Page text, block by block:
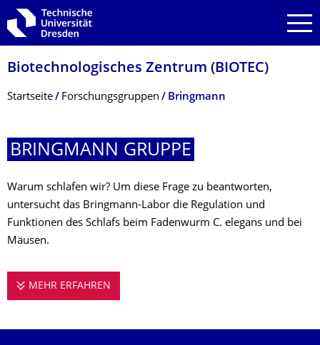
Zur Hauptnavigation springen
Zur Suche springen
Zum Inhalt springen
Biotechnologisches Zentrum (BIOTEC)
Breadcrumb-Menü
Startseite Forschungsgruppen Bringmann
BRINGMANN GRUPPE
Warum schlafen wir? Um diese Frage zu beantworten,
untersucht das Bringmann-Labor die Regulation und
Funktionen des Schlafs beim Fadenwurm C. elegans und bei
Mäusen.
MEHR ERFAHREN